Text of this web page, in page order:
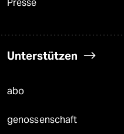
Presse
Unterstützen
abo
genossenschaft